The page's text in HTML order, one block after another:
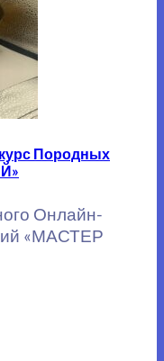
Породных
Онлайн-
«МАСТЕР